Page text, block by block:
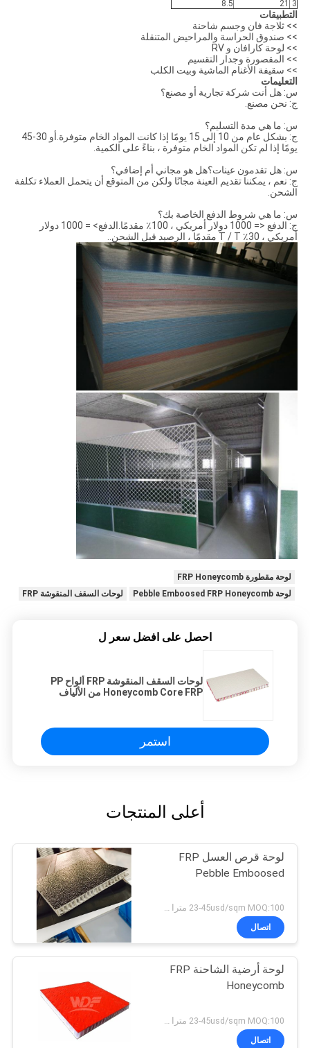
3
21
8.5
التطبيقات
>> ثلاجة فان وجسم شاحنة
>> صندوق الحراسة والمراحيض المتنقلة
>> لوحة كارافان و RV
>> المقصورة وجدار التقسيم
>> سقيفة الأغنام الماشية وبيت الكلب
التعليمات
س: هل أنت شركة تجارية أو مصنع؟
ج: نحن مصنع.
س: ما هي مدة التسليم؟
ج: بشكل عام من 10 إلى 15 يومًا إذا كانت المواد الخام متوفرة.أو 30-45
يومًا إذا لم تكن المواد الخام متوفرة ، بناءً على الكمية.
س: هل تقدمون عينات؟هل هو مجاني أم إضافي؟
ج: نعم ، يمكننا تقديم العينة مجانًا ولكن من المتوقع أن يتحمل العملاء تكلفة
الشحن.
س: ما هي شروط الدفع الخاصة بك؟
ج: الدفع <= 1000 دولار أمريكي ، 100٪ مقدمًا.الدفع> = 1000 دولار
أمريكي ، 30٪ T / T مقدمًا ، الرصيد قبل الشحن..
لوحة مقطورة FRP Honeycomb
لوحة Pebble Emboosed FRP Honeycomb
لوحات السقف المنقوشة FRP
احصل على افضل سعر ل
لوحات السقف المنقوشة FRP ألواح PP
Honeycomb Core FRP من الألياف
استمر
أعلى المنتجات
لوحة قرص العسل FRP
Pebble Emboosed
23-45usd/sqm MOQ:100 مترا مربعا
اتصال
لوحة أرضية الشاحنة FRP
Honeycomb
23-45usd/sqm MOQ:100 مترا مربعا
اتصال